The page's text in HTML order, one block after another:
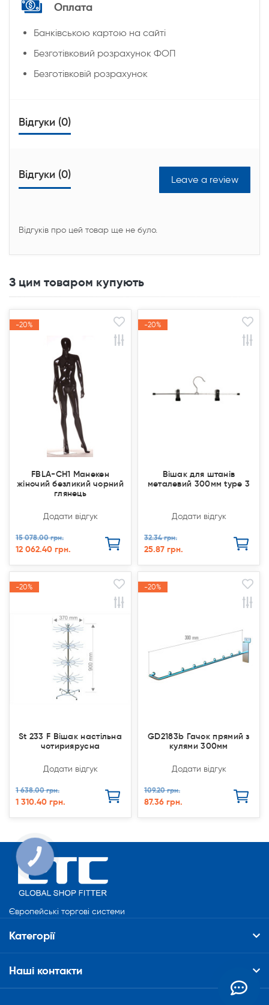
Оплата
Банківською картою на сайті
Безготівковий розрахунок ФОП
Безготівковій розрахунок
Відгуки (0)
Відгуки (0) Leave a review
Відгуків про цей товар ще не було.
З цим товаром купують
-20%
-20%
FBLA-CH1 Манекен
жіночий безликий чорний
глянець
Додати відгук
15 078.00 грн.
12 062.40 грн.
-20%
-20%
Вішак для штанів
металевий 300мм type 3
Додати відгук
32.34 грн.
25.87 грн.
-20%
-20%
St 233 F Вішак настільна
чотириярусна
Додати відгук
1 638.00 грн.
1 310.40 грн.
-20%
-20%
GD2183b Гачок прямий з
кулями 300мм
Додати відгук
109.20 грн.
87.36 грн.
Європейські торгові системи
Категорії
Наші контакти
КНОПКА
СВЯЗИ